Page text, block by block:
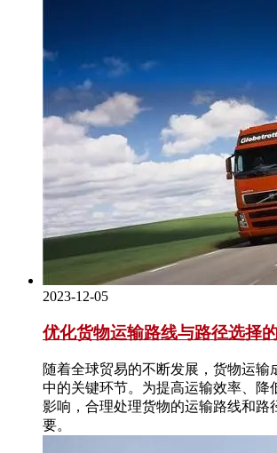
2023-12-05
优化货物运输路线与路径选择
随着全球贸易的不断发展，货物运输
中的关键环节。为提高运输效率、降
影响，合理处理货物的运输路线和路
要。